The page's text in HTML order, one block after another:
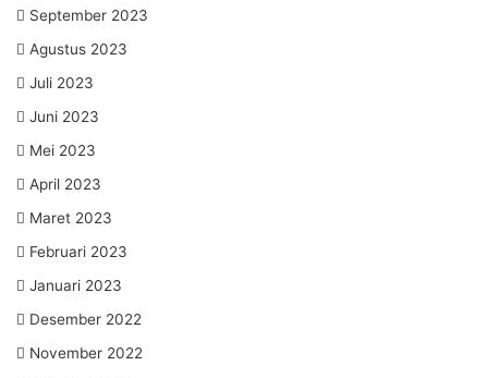
September 2023
Agustus 2023
Juli 2023
Juni 2023
Mei 2023
April 2023
Maret 2023
Februari 2023
Januari 2023
Desember 2022
November 2022